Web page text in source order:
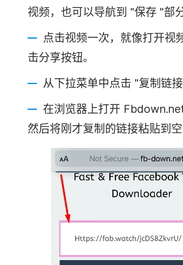
视频，也可以导航到 "保存 "部分
点击视频一次，就像打开视
击分享按钮。
从下拉菜单中点击 "复制链接
在浏览器上打开
然后将刚才复制的链接粘贴到空